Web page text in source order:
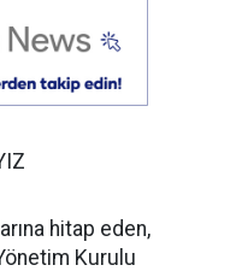
hitap eden,
Kurulu